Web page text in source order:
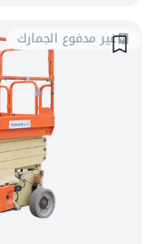
غير مدفوع الجمارك